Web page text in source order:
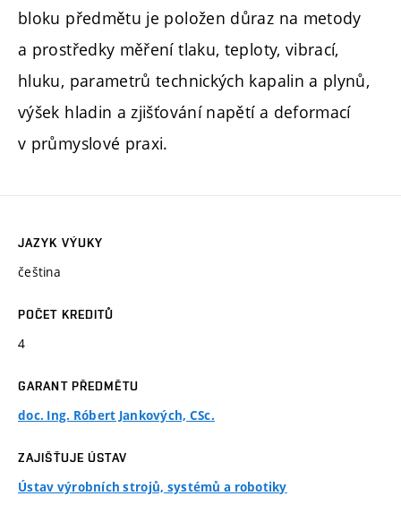
bloku předmětu je položen důraz na metody
a prostředky měření tlaku, teploty, vibrací,
hluku, parametrů technických kapalin a plynů,
výšek hladin a zjišťování napětí a deformací
v průmyslové praxi.
JAZYK VÝUKY
čeština
POČET KREDITŮ
4
GARANT PŘEDMĚTU
doc. Ing. Róbert Jankových, CSc.
ZAJIŠŤUJE ÚSTAV
Ústav výrobních strojů, systémů a robotiky